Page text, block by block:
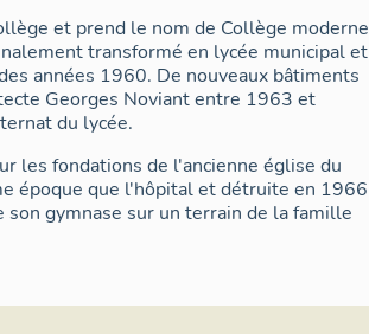
et prend le nom de Collège moderne
transformé en lycée municipal et
années 1960. De nouveaux bâtiments
Georges Noviant entre 1963 et
du lycée.
les fondations de l'ancienne église du
époque que l'hôpital et détruite en 1966
gymnase sur un terrain de la famille